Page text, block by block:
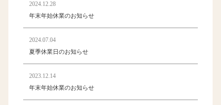
2024.12.28
年末年始休業のお知らせ
2024.07.04
夏季休業日のお知らせ
2023.12.14
年末年始休業のお知らせ